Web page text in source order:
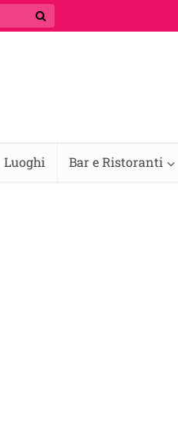
Luoghi Bar e Ristoranti